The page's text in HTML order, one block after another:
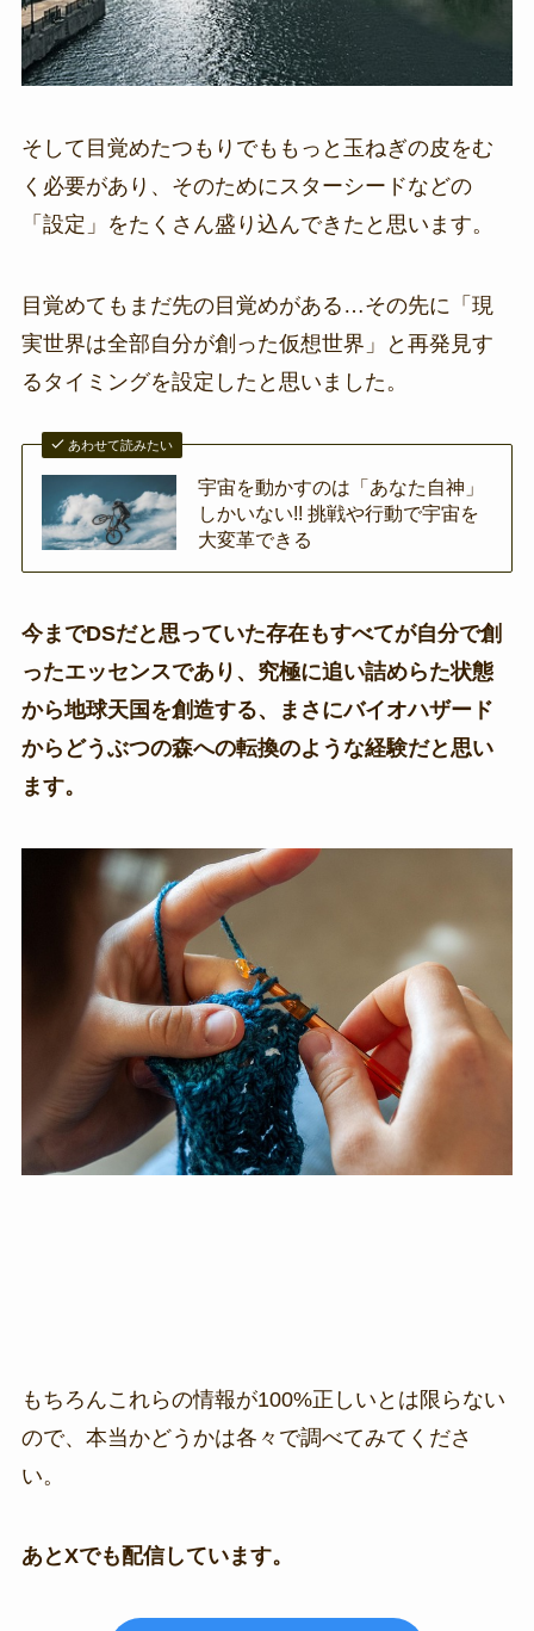
そして目覚めたつもりでももっと玉ねぎの皮をむ
く必要があり、そのためにスターシードなどの
「設定」をたくさん盛り込んできたと思います。
目覚めてもまだ先の目覚めがある…その先に「現
実世界は全部自分が創った仮想世界」と再発見す
るタイミングを設定したと思いました。
あわせて読みたい
宇宙を動かすのは「あなた自神」
しかいない!! 挑戦や行動で宇宙を
大変革できる
今までDSだと思っていた存在もすべてが自分で創
ったエッセンスであり、究極に追い詰めらた状態
から地球天国を創造する、まさにバイオハザード
からどうぶつの森への転換のような経験だと思い
ます。
もちろんこれらの情報が100%正しいとは限らない
ので、本当かどうかは各々で調べてみてくださ
い。
あとXでも配信しています。